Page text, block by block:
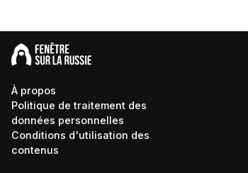
À propos
Politique de traitement des
données personnelles
Conditions d'utilisation des
contenus